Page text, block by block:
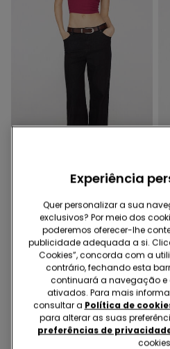
Crop Top Alças Finas
3,00 €-67%
Experiência
Quer personalizar a sua
exclusivos? Por meio dos
poderemos oferecer-lhe
publicidade adequada a si.
Cookies”, concorda com a
contrário, fechando esta
continuará a navegação e
ativados. Para mais
consultar a Política de
para alterar as suas
preferências de